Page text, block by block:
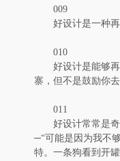
009
好设计是一种再
010
好设计是能够再
寨，但不是鼓励你去
011
好设计常常是奇
─“可能是因为我不
特。一条狗看到开